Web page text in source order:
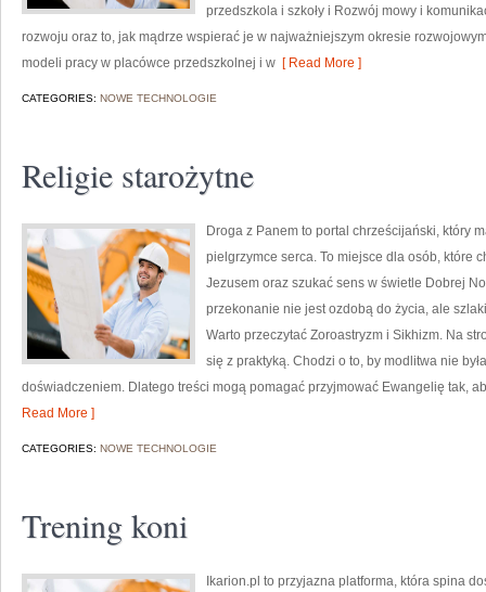
przedszkola i szkoły i Rozwój mowy i
rozwoju oraz to, jak mądrze wspierać je w najważniejszym okresie
modeli pracy w placówce przedszkolnej i w [ Read More ]
CATEGORIES: NOWE TECHNOLOGIE
Religie starożytne
Droga z Panem to portal chrześcijański, który
pielgrzymce serca. To miejsce dla osób, które
Jezusem oraz szukać sens w świetle Dobrej
przekonanie nie jest ozdobą do życia, ale
Warto przeczytać Zoroastryzm i Sikhizm. Na
się z praktyką. Chodzi o to, by modlitwa nie
doświadczeniem. Dlatego treści mogą pomagać przyjmować Ewangelię tak,
Read More ]
CATEGORIES: NOWE TECHNOLOGIE
Trening koni
Ikarion.pl to przyjazna platforma, która spina